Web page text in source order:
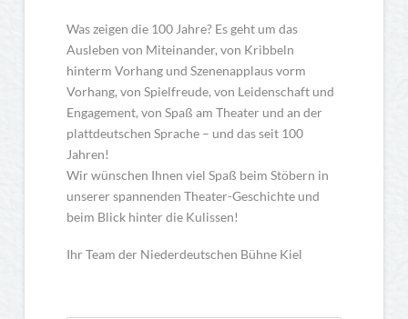
Was zeigen die 100 Jahre? Es geht um das
Ausleben von Miteinander, von Kribbeln
hinterm Vorhang und Szenenapplaus vorm
Vorhang, von Spielfreude, von Leidenschaft und
Engagement, von Spaß am Theater und an der
plattdeutschen Sprache – und das seit 100
Jahren!
Wir wünschen Ihnen viel Spaß beim Stöbern in
unserer spannenden Theater-Geschichte und
beim Blick hinter die Kulissen!
Ihr Team der Niederdeutschen Bühne Kiel